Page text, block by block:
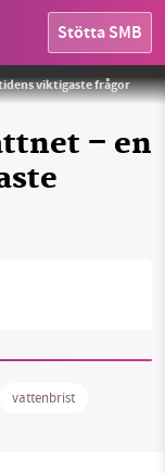
Stötta SMB
viktigaste frågor
– en
Foto:Public Domain
vattenbrist